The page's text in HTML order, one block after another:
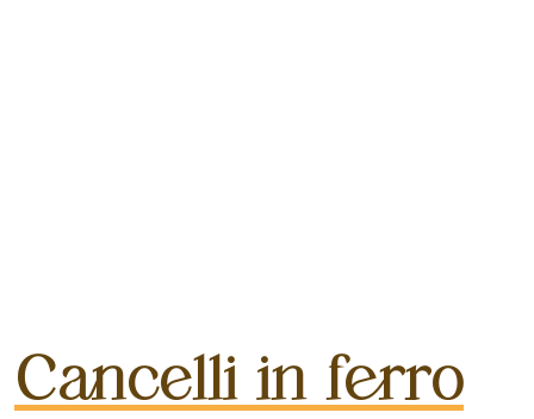
Cancelli in ferro